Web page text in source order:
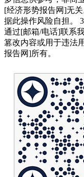
[经济形势报告网]无
据此操作风险自担。
通过[邮箱/电话]联系
篡改内容或用于违法
报告网]所有。